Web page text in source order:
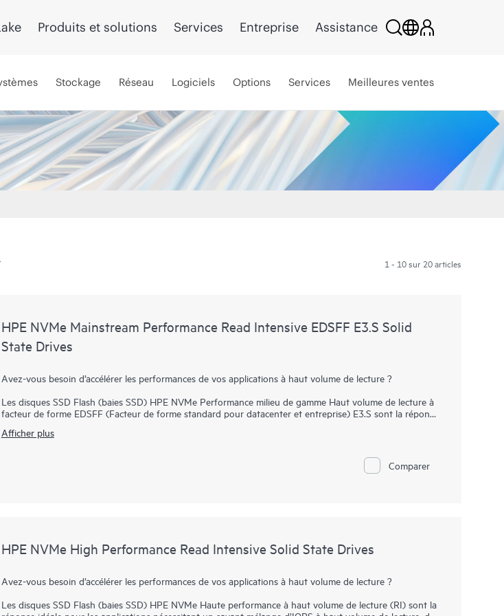
Produits et solutions Services Entreprise Assistance
Stockage Réseau Logiciels Options Services Meilleures ventes
1 - 10 sur 20 articles
HPE NVMe Mainstream Performance Read Intensive EDSFF E3.S Solid
State Drives
Avez-vous besoin d’accélérer les performances de vos applications à haut volume de lecture ?
Les disques SSD Flash (baies SSD) HPE NVMe Performance milieu de gamme Haut volume de lecture à
facteur de forme EDSFF (Facteur de forme standard pour datacenter et entreprise) E3.S sont la réponse
faible latence et à endurance élevée à un prix convaincant. Les baies SSD NVMe communiquent
serveurs Web et le démarrage/basculement.
Afficher plus
Comparer
HPE NVMe High Performance Read Intensive Solid State Drives
Avez-vous besoin d’accélérer les performances de vos applications à haut volume de lecture ?
Les disques SSD Flash (baies SSD) HPE NVMe Haute performance à haut volume de lecture (RI) sont la